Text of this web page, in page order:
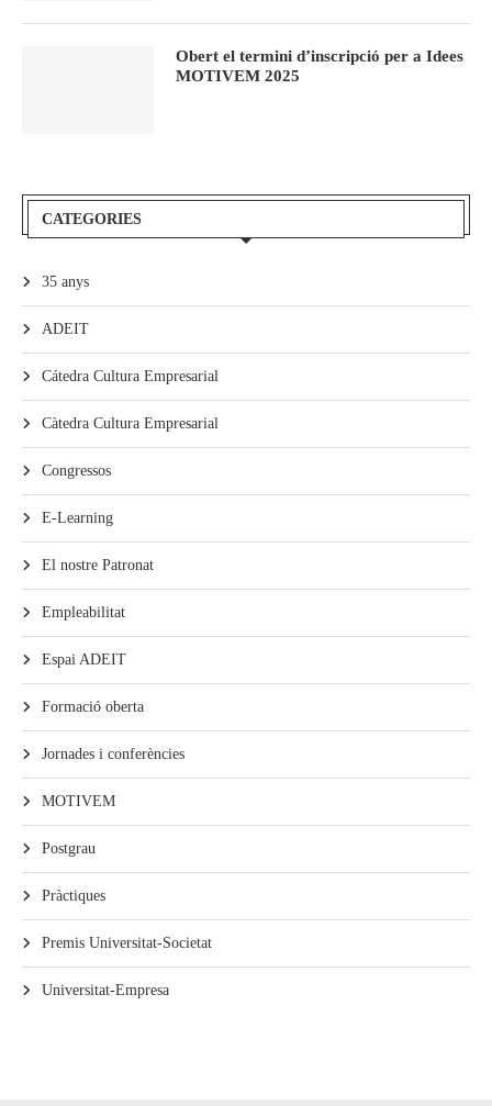
Obert el termini d’inscripció per a Idees
MOTIVEM 2025
CATEGORIES
35 anys
ADEIT
Cátedra Cultura Empresarial
Càtedra Cultura Empresarial
Congressos
E-Learning
El nostre Patronat
Empleabilitat
Espai ADEIT
Formació oberta
Jornades i conferències
MOTIVEM
Postgrau
Pràctiques
Premis Universitat-Societat
Universitat-Empresa